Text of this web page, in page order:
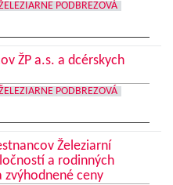
PODBREZOVÁ
ŽP a.s. a dcérskych
PODBREZOVÁ
Železiarní
a rodinných
zvýhodnené ceny